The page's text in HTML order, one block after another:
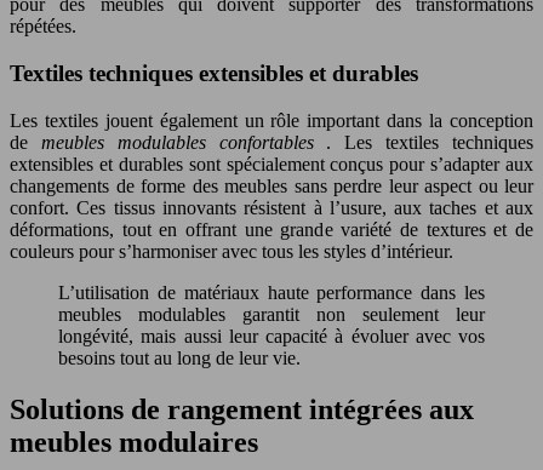
pour des meubles qui doivent supporter des transformations
répétées.
Textiles techniques extensibles et durables
Les textiles jouent également un rôle important dans la conception
de meubles modulables confortables . Les textiles techniques
extensibles et durables sont spécialement conçus pour s’adapter aux
changements de forme des meubles sans perdre leur aspect ou leur
confort. Ces tissus innovants résistent à l’usure, aux taches et aux
déformations, tout en offrant une grande variété de textures et de
couleurs pour s’harmoniser avec tous les styles d’intérieur.
L’utilisation de matériaux haute performance dans les
meubles modulables garantit non seulement leur
longévité, mais aussi leur capacité à évoluer avec vos
besoins tout au long de leur vie.
Solutions de rangement intégrées aux
meubles modulaires